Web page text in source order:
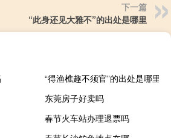
下一篇
“此身还见大雅不”的出处是哪里
“得渔樵趣不须官”的出处是哪里
东莞房子好卖吗
春节火车站办理退票吗